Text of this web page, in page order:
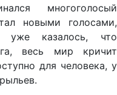
многоголосый
новыми голосами,
уже казалось, что
весь мир кричит
для человека, у